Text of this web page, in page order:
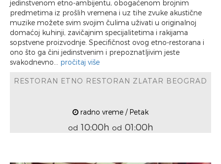
jedinstvenom etno-ambijentu, obogaćenom brojnim
predmetima iz prošlih vremena i uz tihe zvuke akustične
muzike možete svim svojim čulima uživati u originalnoj
domaćoj kuhinji, zavičajnim specijalitetima i rakijama
sopstvene proizvodnje. Specifičnost ovog etno-restorana i
ono što ga čini jedinstvenim i prepoznatljivim jeste
svakodnevno... pročitaj više
RESTORAN ETNO RESTORAN ZLATAR BEOGRAD
radno vreme / Petak
od 10:00h od 01:00h